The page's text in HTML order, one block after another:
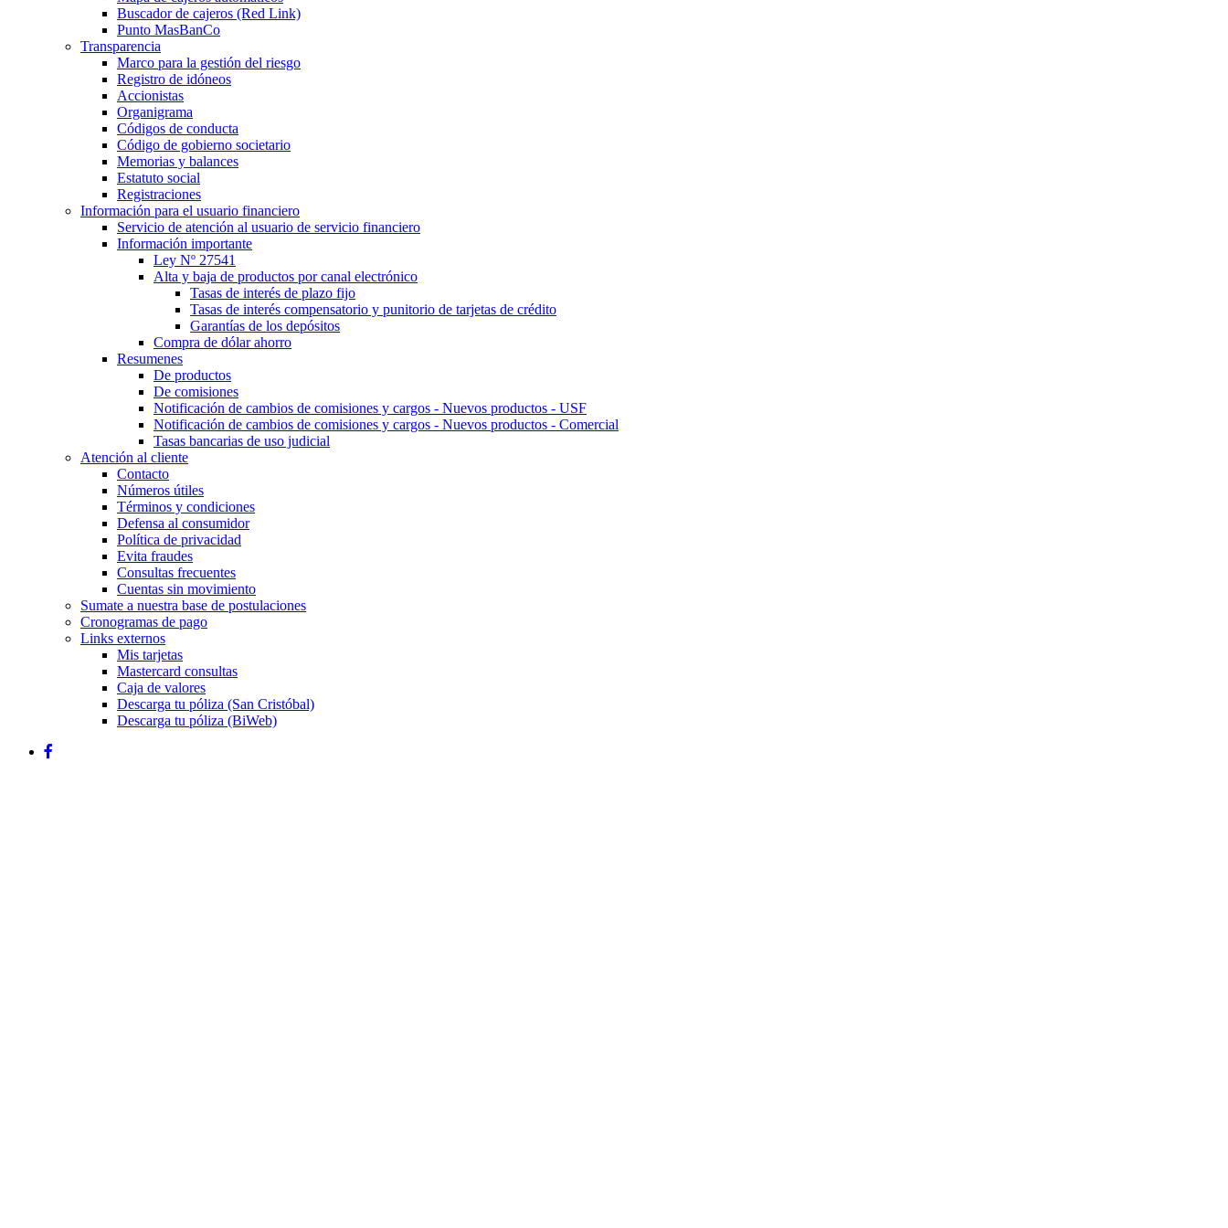
Buscador de cajeros (Red Link)
Punto MasBanCo
Transparencia
Marco para la gestión del riesgo
Registro de idóneos
Accionistas
Organigrama
Códigos de conducta
Código de gobierno societario
Memorias y balances
Estatuto social
Registraciones
Información para el usuario financiero
Servicio de atención al usuario de servicio financiero
Información importante
Ley Nº 27541
Alta y baja de productos por canal electrónico
Tasas de interés de plazo fijo
Tasas de interés compensatorio y punitorio de tarjetas de crédito
Garantías de los depósitos
Compra de dólar ahorro
Resumenes
De productos
De comisiones
Notificación de cambios de comisiones y cargos - Nuevos productos - USF
Notificación de cambios de comisiones y cargos - Nuevos productos - Comercial
Tasas bancarias de uso judicial
Atención al cliente
Contacto
Números útiles
Términos y condiciones
Defensa al consumidor
Política de privacidad
Evita fraudes
Consultas frecuentes
Cuentas sin movimiento
Sumate a nuestra base de postulaciones
Cronogramas de pago
Links externos
Mis tarjetas
Mastercard consultas
Caja de valores
Descarga tu póliza (San Cristóbal)
Descarga tu póliza (BiWeb)